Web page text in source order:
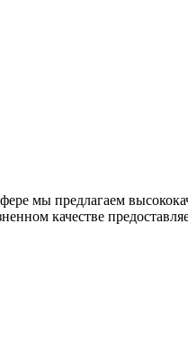
мы предлагаем
качестве